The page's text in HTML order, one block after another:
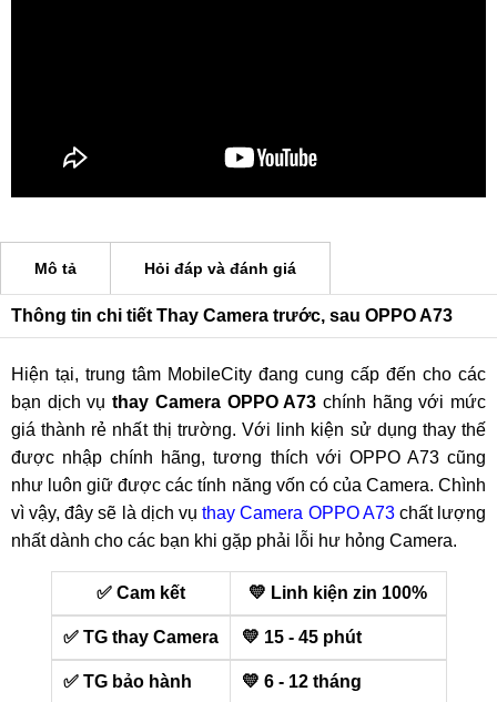
Mô tả Hỏi đáp và đánh giá
Thông tin chi tiết Thay Camera trước, sau OPPO A73
Hiện tại, trung tâm MobileCity đang cung cấp đến cho các
bạn dịch vụthay Camera OPPO A73 chính hãng với mức
giá thành rẻ nhất thị trường. Với linh kiện sử dụng thay thế
được nhập chính hãng, tương thích với OPPO A73 cũng
như luôn giữ được các tính năng vốn có của Camera. Chình
vì vậy, đây sẽ là dịch vụ thay Camera OPPO A73chất lượng
nhất dành cho các bạn khi gặp phải lỗi hư hỏng Camera.
✅ Cam kết 💛 Linh kiện zin 100%
✅ TG thay Camera 💛 15 - 45 phút
✅ TG bảo hành 💛 6 - 12 tháng